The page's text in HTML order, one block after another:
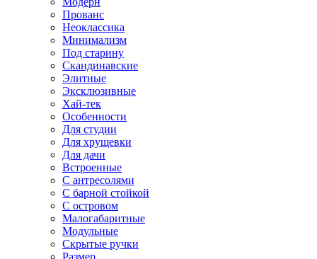
Прованс
Неоклассика
Минимализм
Под старину
Скандинавские
Элитные
Эксклюзивные
Хай-тек
Особенности
Для студии
Для хрущевки
Для дачи
Встроенные
С антресолями
С барной стойкой
С островом
Малогабаритные
Модульные
Скрытые ручки
Размер